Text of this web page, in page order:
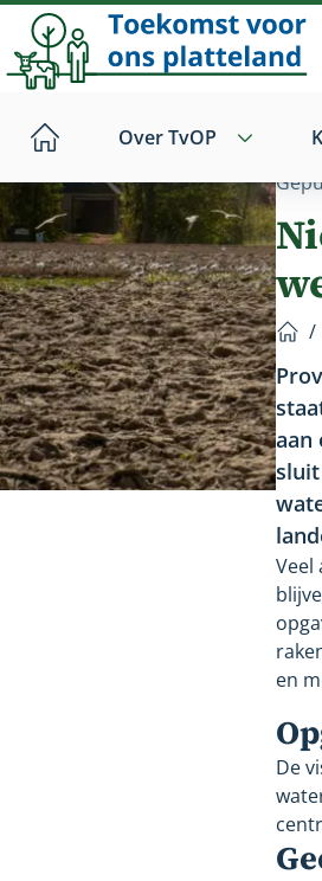
Direct
naar
hoofdinhoud
Home
Over TvOP
/
aan
Veel
en
De